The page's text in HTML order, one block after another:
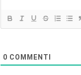
0 COMMENTI